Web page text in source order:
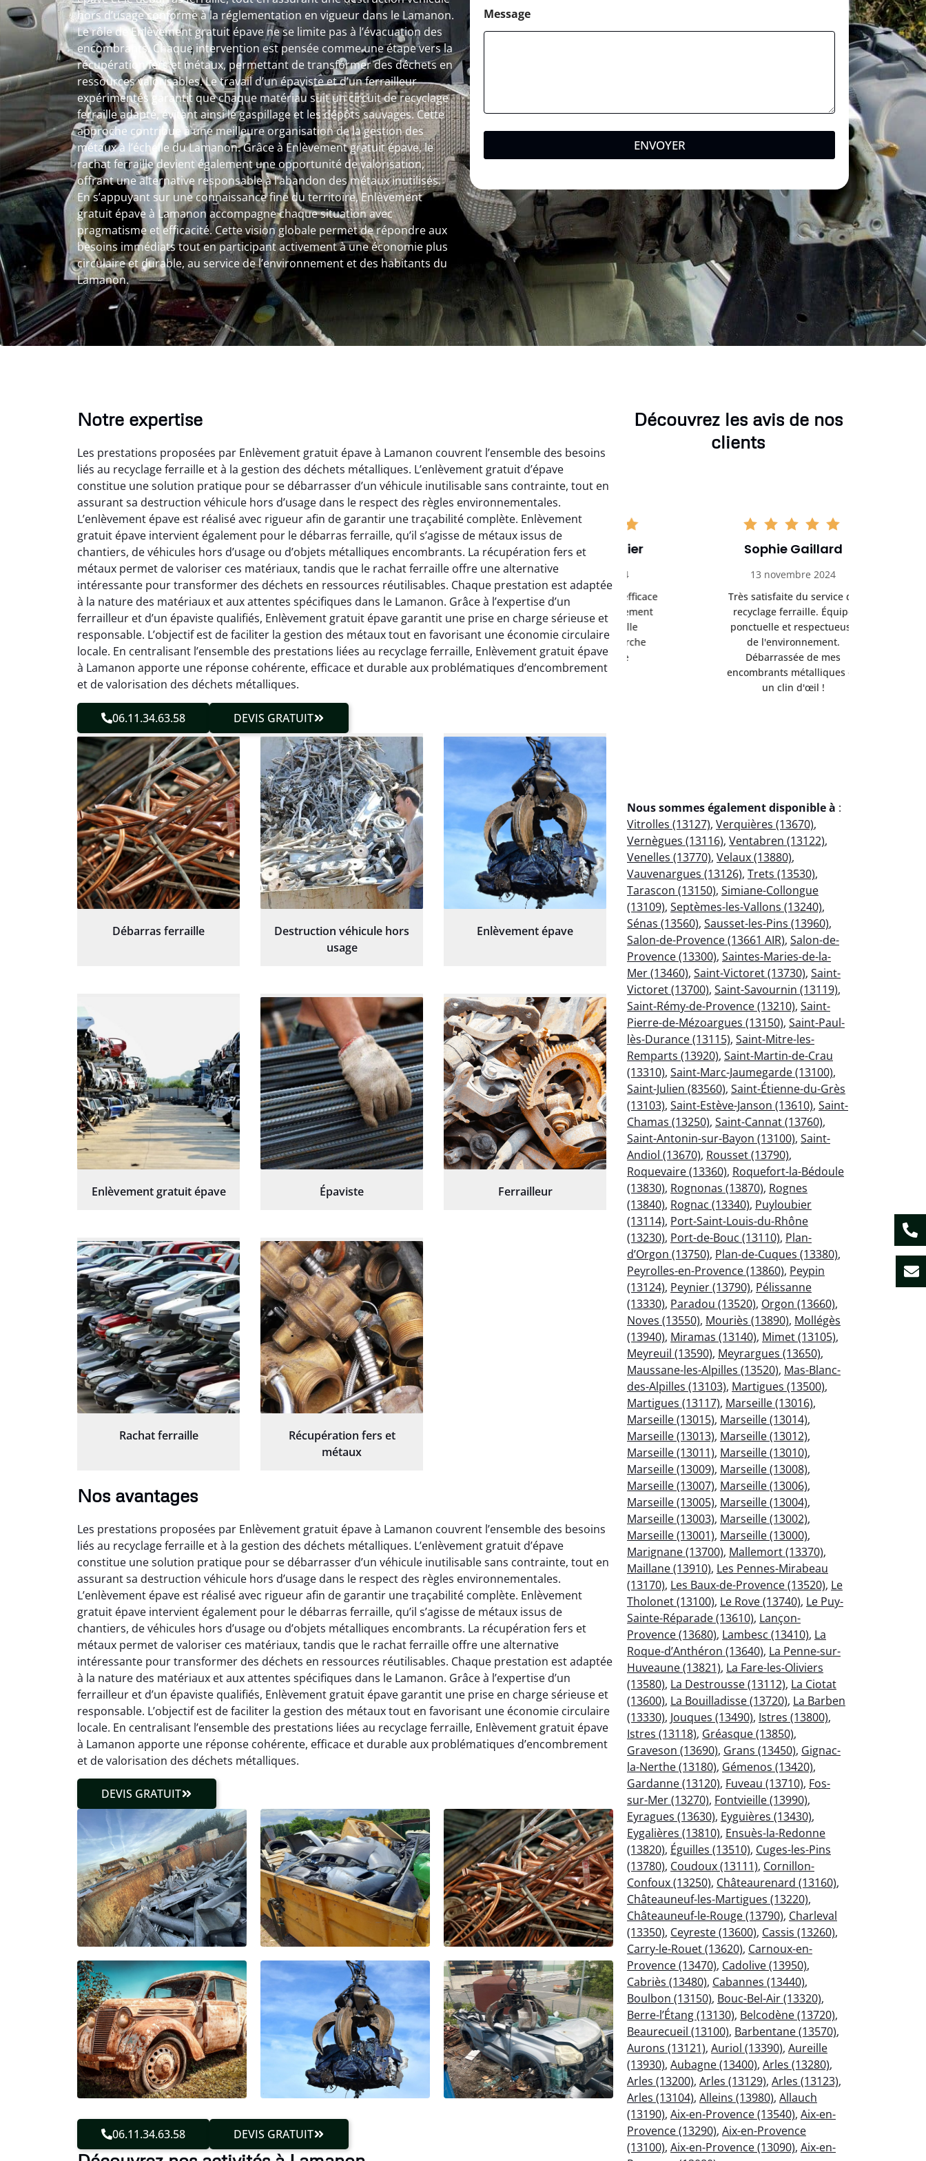
hors d’usage conforme à la réglementation en vigueur dans le Lamanon.
Le rôle de Enlèvement gratuit épave ne se limite pas à l’évacuation des
encombrants. Chaque intervention est pensée comme une étape vers la
récupération fers et métaux, permettant de transformer des déchets en
ressources valorisables. Le travail d’un épaviste et d’un ferrailleur
expérimentés garantit que chaque matériau suit un circuit de recyclage
ferraille adapté, évitant ainsi le gaspillage et les dépôts sauvages. Cette
approche contribue à une meilleure organisation de la gestion des
métaux à l’échelle du Lamanon. Grâce à Enlèvement gratuit épave, le
rachat ferraille devient également une opportunité de valorisation,
offrant une alternative responsable à l’abandon des métaux inutilisés.
En s’appuyant sur une connaissance fine du territoire, Enlèvement
gratuit épave à Lamanon accompagne chaque situation avec
pragmatisme et efficacité. Cette vision globale permet de répondre aux
besoins immédiats tout en participant activement à une économie plus
circulaire et durable, au service de l’environnement et des habitants du
Lamanon.
Message
ENVOYER
Notre expertise
Les prestations proposées par Enlèvement gratuit épave à Lamanon couvrent l’ensemble des besoins
liés au recyclage ferraille et à la gestion des déchets métalliques. L’enlèvement gratuit d’épave
constitue une solution pratique pour se débarrasser d’un véhicule inutilisable sans contrainte, tout en
assurant sa destruction véhicule hors d’usage dans le respect des règles environnementales.
L’enlèvement épave est réalisé avec rigueur afin de garantir une traçabilité complète. Enlèvement
gratuit épave intervient également pour le débarras ferraille, qu’il s’agisse de métaux issus de
chantiers, de véhicules hors d’usage ou d’objets métalliques encombrants. La récupération fers et
métaux permet de valoriser ces matériaux, tandis que le rachat ferraille offre une alternative
intéressante pour transformer des déchets en ressources réutilisables. Chaque prestation est adaptée
à la nature des matériaux et aux attentes spécifiques dans le Lamanon. Grâce à l’expertise d’un
ferrailleur et d’un épaviste qualifiés, Enlèvement gratuit épave garantit une prise en charge sérieuse et
responsable. L’objectif est de faciliter la gestion des métaux tout en favorisant une économie circulaire
locale. En centralisant l’ensemble des prestations liées au recyclage ferraille, Enlèvement gratuit épave
à Lamanon apporte une réponse cohérente, efficace et durable aux problématiques d’encombrement
et de valorisation des déchets métalliques.
06.11.34.63.58 DEVIS GRATUIT
Débarras ferraille
Destruction véhicule hors
usage
Enlèvement épave
Enlèvement gratuit épave Épaviste Ferrailleur
Rachat ferraille
Récupération fers et
métaux
Nos avantages
Les prestations proposées par Enlèvement gratuit épave à Lamanon couvrent l’ensemble des besoins
liés au recyclage ferraille et à la gestion des déchets métalliques. L’enlèvement gratuit d’épave
constitue une solution pratique pour se débarrasser d’un véhicule inutilisable sans contrainte, tout en
assurant sa destruction véhicule hors d’usage dans le respect des règles environnementales.
L’enlèvement épave est réalisé avec rigueur afin de garantir une traçabilité complète. Enlèvement
gratuit épave intervient également pour le débarras ferraille, qu’il s’agisse de métaux issus de
chantiers, de véhicules hors d’usage ou d’objets métalliques encombrants. La récupération fers et
métaux permet de valoriser ces matériaux, tandis que le rachat ferraille offre une alternative
intéressante pour transformer des déchets en ressources réutilisables. Chaque prestation est adaptée
à la nature des matériaux et aux attentes spécifiques dans le Lamanon. Grâce à l’expertise d’un
ferrailleur et d’un épaviste qualifiés, Enlèvement gratuit épave garantit une prise en charge sérieuse et
responsable. L’objectif est de faciliter la gestion des métaux tout en favorisant une économie circulaire
locale. En centralisant l’ensemble des prestations liées au recyclage ferraille, Enlèvement gratuit épave
à Lamanon apporte une réponse cohérente, efficace et durable aux problématiques d’encombrement
et de valorisation des déchets métalliques.
DEVIS GRATUIT
06.11.34.63.58 DEVIS GRATUIT
Découvrez les avis de nos
clients
Virginie Lambert
26 février 2025
Parfait pour se débarrasser
des vieux métaux ! Équipe
efficace qui a tout enlevé
sans laisser de traces.
Service client très réactif.
Jérôme Meunier
21 octobre 2024
Service de recyclage efficace
et écologique. Enlèvement
rapide de ma vieille
chaudière et démarche
transparente. Je
recommande !
Sophie Gaillard
13 novembre 2024
Très satisfaite du service de
recyclage ferraille. Équipe
ponctuelle et respectueuse
de l'environnement.
Débarrassée de mes
encombrants métalliques en
un clin d'œil !
Nous sommes également disponible à :
Vitrolles (13127), Verquières (13670),
Vernègues (13116), Ventabren (13122),
Venelles (13770), Velaux (13880),
Vauvenargues (13126), Trets (13530),
Tarascon (13150), Simiane-Collongue
(13109), Septèmes-les-Vallons (13240),
Sénas (13560), Sausset-les-Pins (13960),
Salon-de-Provence (13661 AIR), Salon-de-
Provence (13300), Saintes-Maries-de-la-
Mer (13460), Saint-Victoret (13730), Saint-
Victoret (13700), Saint-Savournin (13119),
Saint-Rémy-de-Provence (13210), Saint-
Pierre-de-Mézoargues (13150), Saint-Paul-
lès-Durance (13115), Saint-Mitre-les-
Remparts (13920), Saint-Martin-de-Crau
(13310), Saint-Marc-Jaumegarde (13100),
Saint-Julien (83560), Saint-Étienne-du-Grès
(13103), Saint-Estève-Janson (13610), Saint-
Chamas (13250), Saint-Cannat (13760),
Saint-Antonin-sur-Bayon (13100), Saint-
Andiol (13670), Rousset (13790),
Roquevaire (13360), Roquefort-la-Bédoule
(13830), Rognonas (13870), Rognes
(13840), Rognac (13340), Puyloubier
(13114), Port-Saint-Louis-du-Rhône
(13230), Port-de-Bouc (13110), Plan-
d’Orgon (13750), Plan-de-Cuques (13380),
Peyrolles-en-Provence (13860), Peypin
(13124), Peynier (13790), Pélissanne
(13330), Paradou (13520), Orgon (13660),
Noves (13550), Mouriès (13890), Mollégès
(13940), Miramas (13140), Mimet (13105),
Meyreuil (13590), Meyrargues (13650),
Maussane-les-Alpilles (13520), Mas-Blanc-
des-Alpilles (13103), Martigues (13500),
Martigues (13117), Marseille (13016),
Marseille (13015), Marseille (13014),
Marseille (13013), Marseille (13012),
Marseille (13011), Marseille (13010),
Marseille (13009), Marseille (13008),
Marseille (13007), Marseille (13006),
Marseille (13005), Marseille (13004),
Marseille (13003), Marseille (13002),
Marseille (13001), Marseille (13000),
Marignane (13700), Mallemort (13370),
Maillane (13910), Les Pennes-Mirabeau
(13170), Les Baux-de-Provence (13520), Le
Tholonet (13100), Le Rove (13740), Le Puy-
Sainte-Réparade (13610), Lançon-
Provence (13680), Lambesc (13410), La
Roque-d’Anthéron (13640), La Penne-sur-
Huveaune (13821), La Fare-les-Oliviers
(13580), La Destrousse (13112), La Ciotat
(13600), La Bouilladisse (13720), La Barben
(13330), Jouques (13490), Istres (13800),
Istres (13118), Gréasque (13850),
Graveson (13690), Grans (13450), Gignac-
la-Nerthe (13180), Gémenos (13420),
Gardanne (13120), Fuveau (13710), Fos-
sur-Mer (13270), Fontvieille (13990),
Eyragues (13630), Eyguières (13430),
Eygalières (13810), Ensuès-la-Redonne
(13820), Éguilles (13510), Cuges-les-Pins
(13780), Coudoux (13111), Cornillon-
Confoux (13250), Châteaurenard (13160),
Châteauneuf-les-Martigues (13220),
Châteauneuf-le-Rouge (13790), Charleval
(13350), Ceyreste (13600), Cassis (13260),
Carry-le-Rouet (13620), Carnoux-en-
Provence (13470), Cadolive (13950),
Cabriès (13480), Cabannes (13440),
Boulbon (13150), Bouc-Bel-Air (13320),
Berre-l’Étang (13130), Belcodène (13720),
Beaurecueil (13100), Barbentane (13570),
Aurons (13121), Auriol (13390), Aureille
(13930), Aubagne (13400), Arles (13280),
Arles (13200), Arles (13129), Arles (13123),
Arles (13104), Alleins (13980), Allauch
(13190), Aix-en-Provence (13540), Aix-en-
Provence (13290), Aix-en-Provence
(13100), Aix-en-Provence (13090), Aix-en-